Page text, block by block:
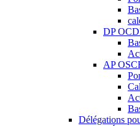
DP
AP
Délégations